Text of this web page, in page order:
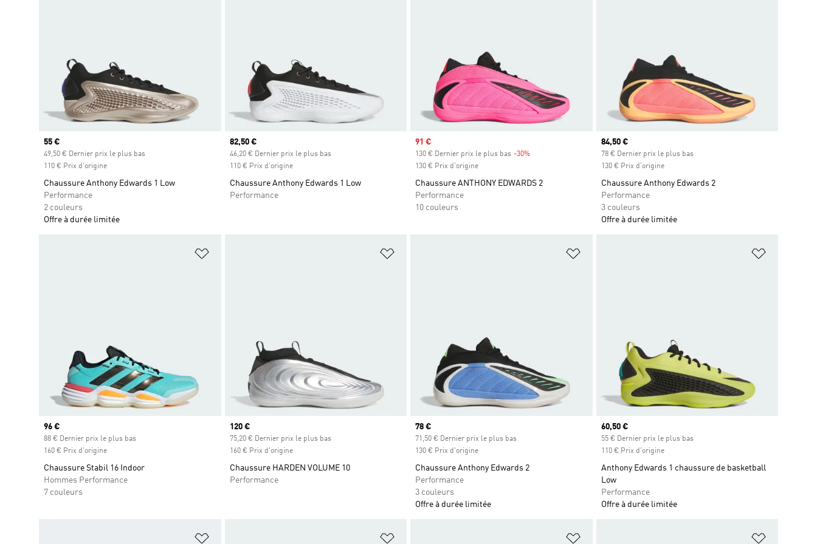
Prix actuel
55 €
49,50 € Dernier prix le plus bas
110 € Prix d'origine
Chaussure Anthony Edwards 1 Low
Performance
2 couleurs
Offre à durée limitée
Prix actuel
82,50 €
46,20 € Dernier prix le plus bas
110 € Prix d'origine
Chaussure Anthony Edwards 1 Low
Performance
Prix soldé
91 €
130 € Dernier prix le plus bas -30%
130 € Prix d'origine
Chaussure ANTHONY EDWARDS 2
Performance
10 couleurs
Prix actuel
84,50 €
78 € Dernier prix le plus bas
130 € Prix d'origine
Chaussure Anthony Edwards 2
Performance
3 couleurs
Offre à durée limitée
Prix actuel
96 €
88 € Dernier prix le plus bas
160 € Prix d'origine
Chaussure Stabil 16 Indoor
Hommes Performance
7 couleurs
Prix actuel
120 €
75,20 € Dernier prix le plus bas
160 € Prix d'origine
Chaussure HARDEN VOLUME 10
Performance
Prix actuel
78 €
71,50 € Dernier prix le plus bas
130 € Prix d'origine
Chaussure Anthony Edwards 2
Performance
3 couleurs
Offre à durée limitée
Prix actuel
60,50 €
55 € Dernier prix le plus bas
110 € Prix d'origine
Anthony Edwards 1 chaussure de basketball
Low
Performance
Offre à durée limitée